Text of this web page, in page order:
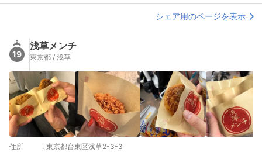
シェア用のページを表示
19
浅草メンチ
東京都 / 浅草
住所 : 東京都台東区浅草2-3-3